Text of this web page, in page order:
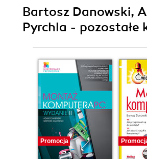
Bartosz Danowski,
Pyrchla - pozostałe
Promocja